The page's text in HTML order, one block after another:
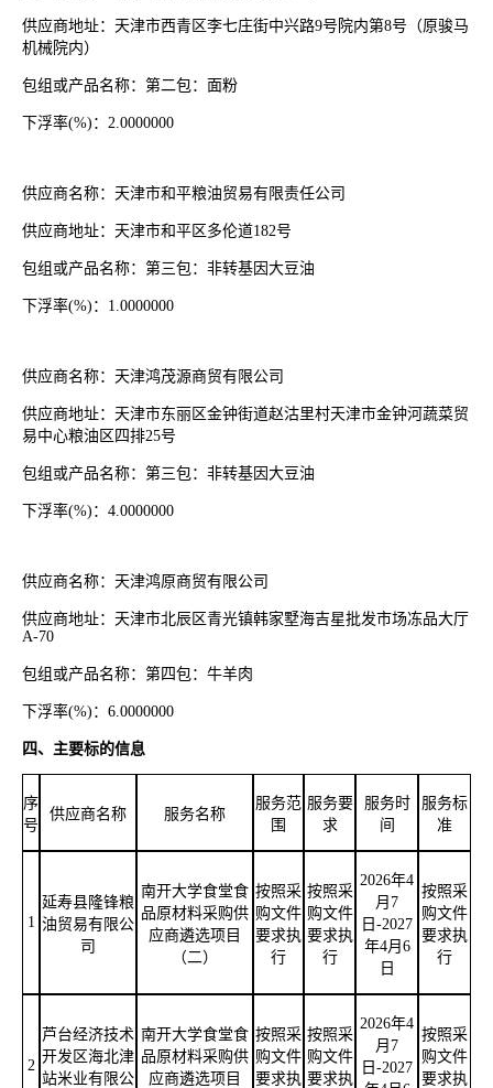
供应商地址：天津市西青区李七庄街中兴路9号院内第8号（原骏马
机械院内）
包组或产品名称：第二包：面粉
下浮率(%)：2.0000000
供应商名称：天津市和平粮油贸易有限责任公司
供应商地址：天津市和平区多伦道182号
包组或产品名称：第三包：非转基因大豆油
下浮率(%)：1.0000000
供应商名称：天津鸿茂源商贸有限公司
供应商地址：天津市东丽区金钟街道赵沽里村天津市金钟河蔬菜贸
易中心粮油区四排25号
包组或产品名称：第三包：非转基因大豆油
下浮率(%)：4.0000000
供应商名称：天津鸿原商贸有限公司
供应商地址：天津市北辰区青光镇韩家墅海吉星批发市场冻品大厅
A-70
包组或产品名称：第四包：牛羊肉
下浮率(%)：6.0000000
四、主要标的信息
序
号
供应商名称 服务名称
服务范
围
服务要
求
服务时
间
服务标
准
1
延寿县隆锋粮
油贸易有限公
司
南开大学食堂食
品原材料采购供
应商遴选项目
（二）
按照采
购文件
要求执
行
按照采
购文件
要求执
行
2026年4
月7
日-2027
年4月6
日
按照采
购文件
要求执
行
2
芦台经济技术
开发区海北津
站米业有限公
南开大学食堂食
品原材料采购供
应商遴选项目
按照采
购文件
要求执
按照采
购文件
要求执
2026年4
月7
日-2027
按照采
购文件
要求执